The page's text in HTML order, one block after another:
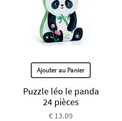
Ajouter au Panier
Puzzle léo le panda
24 pièces
€ 13.09